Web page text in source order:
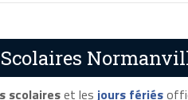
scolaireset les jours fériés